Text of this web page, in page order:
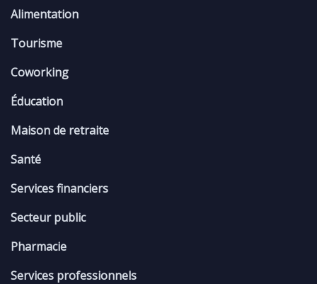
Alimentation
Tourisme
Coworking
Éducation
Maison de retraite
Santé
Services financiers
Secteur public
Pharmacie
Services professionnels